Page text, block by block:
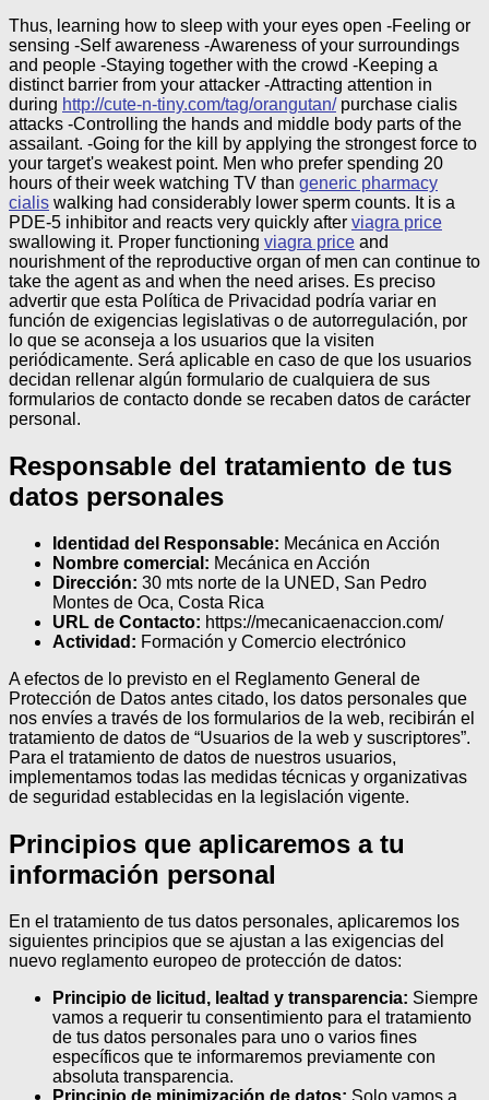
Thus, learning how to sleep with your eyes open -Feeling or
sensing -Self awareness -Awareness of your surroundings
and people -Staying together with the crowd -Keeping a
distinct barrier from your attacker -Attracting attention in
during http://cute-n-tiny.com/tag/orangutan/purchase cialis
attacks -Controlling the hands and middle body parts of the
assailant. -Going for the kill by applying the strongest force to
your target's weakest point. Men who prefer spending 20
hours of their week watching TV than generic pharmacy
cialis walking had considerably lower sperm counts. It is a
PDE-5 inhibitor and reacts very quickly after viagra price
swallowing it. Proper functioning viagra price and
nourishment of the reproductive organ of men can continue to
take the agent as and when the need arises. Es preciso
advertir que esta Política de Privacidad podría variar en
función de exigencias legislativas o de autorregulación, por
lo que se aconseja a los usuarios que la visiten
periódicamente. Será aplicable en caso de que los usuarios
decidan rellenar algún formulario de cualquiera de sus
formularios de contacto donde se recaben datos de carácter
personal.
Responsable del tratamiento de tus
datos personales
Identidad del Responsable: Mecánica en Acción
Nombre comercial: Mecánica en Acción
Dirección: 30 mts norte de la UNED, San Pedro
Montes de Oca, Costa Rica
URL de Contacto: https://mecanicaenaccion.com/
Actividad: Formación y Comercio electrónico
A efectos de lo previsto en el Reglamento General de
Protección de Datos antes citado, los datos personales que
nos envíes a través de los formularios de la web, recibirán el
tratamiento de datos de “Usuarios de la web y suscriptores”.
Para el tratamiento de datos de nuestros usuarios,
implementamos todas las medidas técnicas y organizativas
de seguridad establecidas en la legislación vigente.
Principios que aplicaremos a tu
información personal
En el tratamiento de tus datos personales, aplicaremos los
siguientes principios que se ajustan a las exigencias del
nuevo reglamento europeo de protección de datos:
Principio de licitud, lealtad y transparencia: Siempre
vamos a requerir tu consentimiento para el tratamiento
de tus datos personales para uno o varios fines
específicos que te informaremos previamente con
absoluta transparencia.
Principio de minimización de datos: Solo vamos a